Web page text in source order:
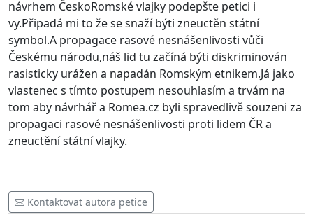
návrhem ČeskoRomské vlajky podepšte petici i
vy.Připadá mi to že se snaží býti zneuctěn státní
symbol.A propagace rasové nesnášenlivosti vůči
Českému národu,náš lid tu začíná býti diskriminován
rasisticky urážen a napadán Romským etnikem.Já jako
vlastenec s tímto postupem nesouhlasím a trvám na
tom aby návrhář a Romea.cz byli spravedlivě souzeni za
propagaci rasové nesnášenlivosti proti lidem ČR a
zneuctění státní vlajky.
Kontaktovat autora petice